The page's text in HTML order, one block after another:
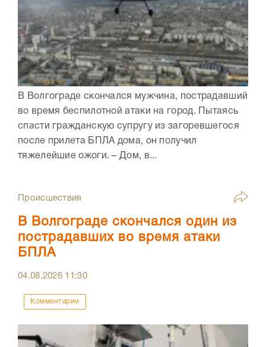
В Волгограде скончался мужчина, пострадавший
во время беспилотной атаки на город. Пытаясь
спасти гражданскую супругу из загоревшегося
после прилета БПЛА дома, он получил
тяжелейшие ожоги. – Дом, в...
Происшествия
В Волгограде скончался один из
пострадавших во время атаки
БПЛА
04.08.2026 11:30
Комментарии